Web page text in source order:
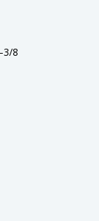
8